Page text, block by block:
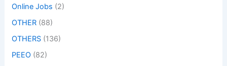
Online Jobs (2)
OTHER (88)
OTHERS (136)
PEEO (82)